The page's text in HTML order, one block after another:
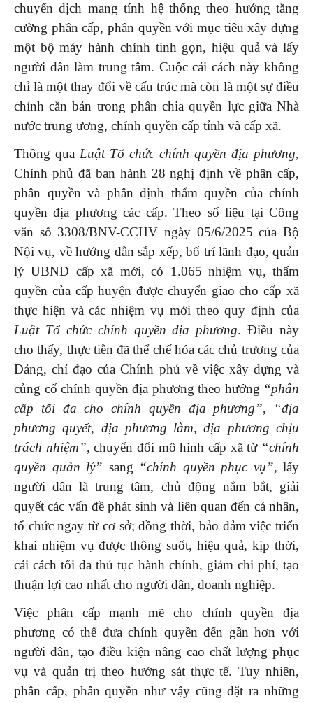
chuyển dịch mang tính hệ thống theo hướng tăng
cường phân cấp, phân quyền với mục tiêu xây dựng
một bộ máy hành chính tinh gọn, hiệu quả và lấy
người dân làm trung tâm. Cuộc cải cách này không
chỉ là một thay đổi về cấu trúc mà còn là một sự điều
chỉnh căn bản trong phân chia quyền lực giữa Nhà
nước trung ương, chính quyền cấp tỉnh và cấp xã.
Thông qua Luật Tổ chức chính quyền địa phương,
Chính phủ đã ban hành 28 nghị định về phân cấp,
phân quyền và phân định thẩm quyền của chính
quyền địa phương các cấp. Theo số liệu tại Công
văn số 3308/BNV-CCHV ngày 05/6/2025 của Bộ
Nội vụ, về hướng dẫn sắp xếp, bố trí lãnh đạo, quản
lý UBND cấp xã mới, có 1.065 nhiệm vụ, thẩm
quyền của cấp huyện được chuyển giao cho cấp xã
thực hiện và các nhiệm vụ mới theo quy định của
Luật Tổ chức chính quyền địa phương. Điều này
cho thấy, thực tiễn đã thể chế hóa các chủ trương của
Đảng, chỉ đạo của Chính phủ về việc xây dựng và
củng cố chính quyền địa phương theo hướng “phân
cấp tối đa cho chính quyền địa phương”, “địa
phương quyết, địa phương làm, địa phương chịu
trách nhiệm”, chuyển đổi mô hình cấp xã từ “chính
quyền quản lý” sang “chính quyền phục vụ”, lấy
người dân là trung tâm, chủ động nắm bắt, giải
quyết các vấn đề phát sinh và liên quan đến cá nhân,
tổ chức ngay từ cơ sở; đồng thời, bảo đảm việc triển
khai nhiệm vụ được thông suốt, hiệu quả, kịp thời,
cải cách tối đa thủ tục hành chính, giảm chi phí, tạo
thuận lợi cao nhất cho người dân, doanh nghiệp.
Việc phân cấp mạnh mẽ cho chính quyền địa
phương có thể đưa chính quyền đến gần hơn với
người dân, tạo điều kiện nâng cao chất lượng phục
vụ và quản trị theo hướng sát thực tế. Tuy nhiên,
phân cấp, phân quyền như vậy cũng đặt ra những